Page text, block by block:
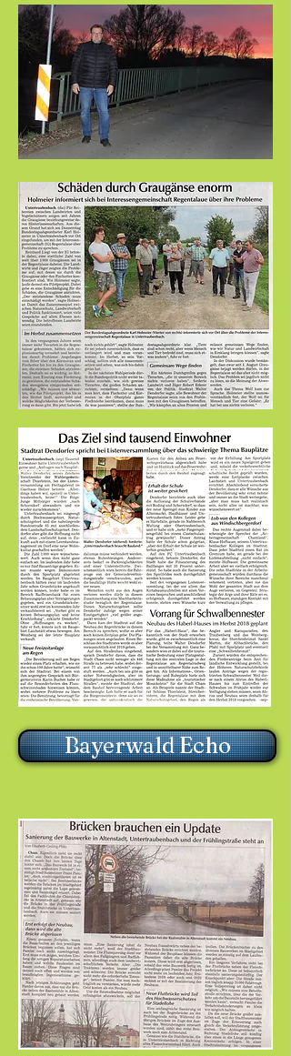
Bayerwald Echo